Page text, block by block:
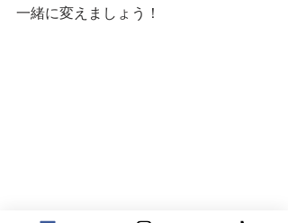
一緒に変えましょう！